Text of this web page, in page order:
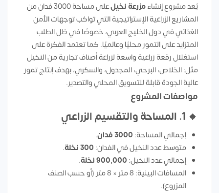
يُعد مشروع إنشاءمزرعة نخيل
على مساحة 3000 فدان من
المشاريع الزراعية الإستراتيجية التي تواكب توجهات الأمن
الغذائي في دول الخليج العربي، خصوصًا في ظل الطلب
المتزايد على التمور محليًا وعالميًا. كما تعتمد الفكرة على
استغلال رقعة زراعية واسعة لزراعة أصناف تجارية من النخيل
مثل: الخلاص، البرحي، المجدول، والسكري، بهدف إنتاج تمور
عالية الجودة قابلة للتسويق المحلي والتصدير.
مواصفات المشروع
🔸 1. المساحة والتقسيم الزراعي
إجمالي المساحة: 3000 فدان
.
متوسط عدد النخيل في الفدان: 300 نخلة
.
إجمالي عدد النخيل: 900,000 نخلة
.
المسافات البينية: 8 متر × 8 متر (أو حسب الصنف
المزروع).